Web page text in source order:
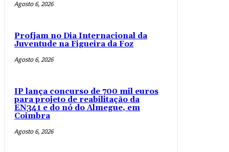
Agosto 6, 2026
Profjam no Dia Internacional da
Juventude na Figueira da Foz
Agosto 6, 2026
IP lança concurso de 700 mil euros
para projeto de reabilitação da
EN341 e do nó do Almegue, em
Coimbra
Agosto 6, 2026